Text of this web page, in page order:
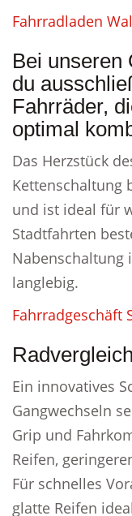
Fahrradladen
Bei unseren
du
Fahrräder,
optimal
Das Herzstück
Kettenschaltung
und ist ideal für
Stadtfahrten
Nabenschaltung
langlebig.
Fahrradgeschäft
Ein innovatives
Gangwechseln
Grip und
Reifen,
Für schnelles
glatte Reifen